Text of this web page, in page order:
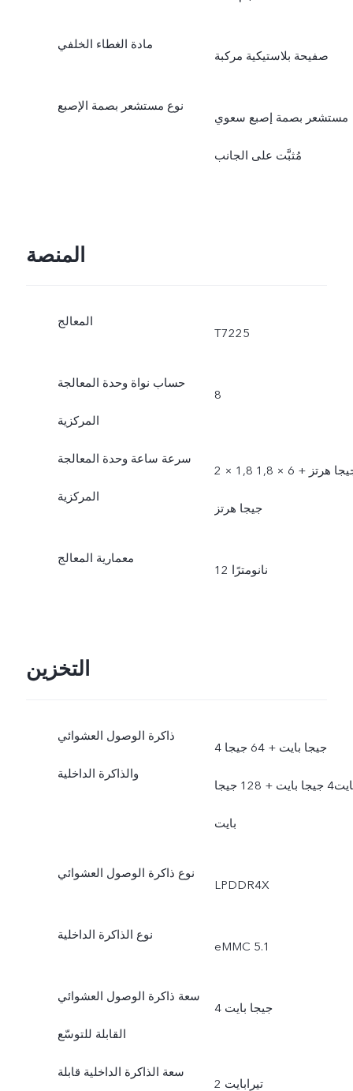
مادة الغطاء الخلفي
صفيحة بلاستيكية مركبة
نوع مستشعر بصمة الإصبع
مستشعر بصمة إصبع سعوي
مُثبَّت على الجانب
المنصة
المعالج
T7225
حساب نواة وحدة المعالجة
المركزية
8
سرعة ساعة وحدة المعالجة
المركزية
2 × 1,8 جيجا هرتز + 6 × 1,8
جيجا هرتز
معمارية المعالج
12 نانومترًا
التخزين
ذاكرة الوصول العشوائي
والذاكرة الداخلية
4 جيجا بايت + 64 جيجا
بايت4 جيجا بايت + 128 جيجا
بايت
نوع ذاكرة الوصول العشوائي
LPDDR4X
نوع الذاكرة الداخلية
eMMC 5.1
سعة ذاكرة الوصول العشوائي
القابلة للتوسّع
4 جيجا بايت
سعة الذاكرة الداخلية قابلة
2 تيرابايت